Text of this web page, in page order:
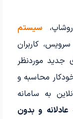
سیستم
کاربران
جدید موردنظر
محاسبه و
به سامانه
و بدون